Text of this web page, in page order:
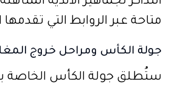
متاحة عبر الروابط التي تقدمها
جولة الكأس ومراحل خروج